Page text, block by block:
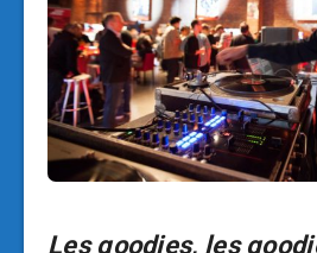
Les goodies, les